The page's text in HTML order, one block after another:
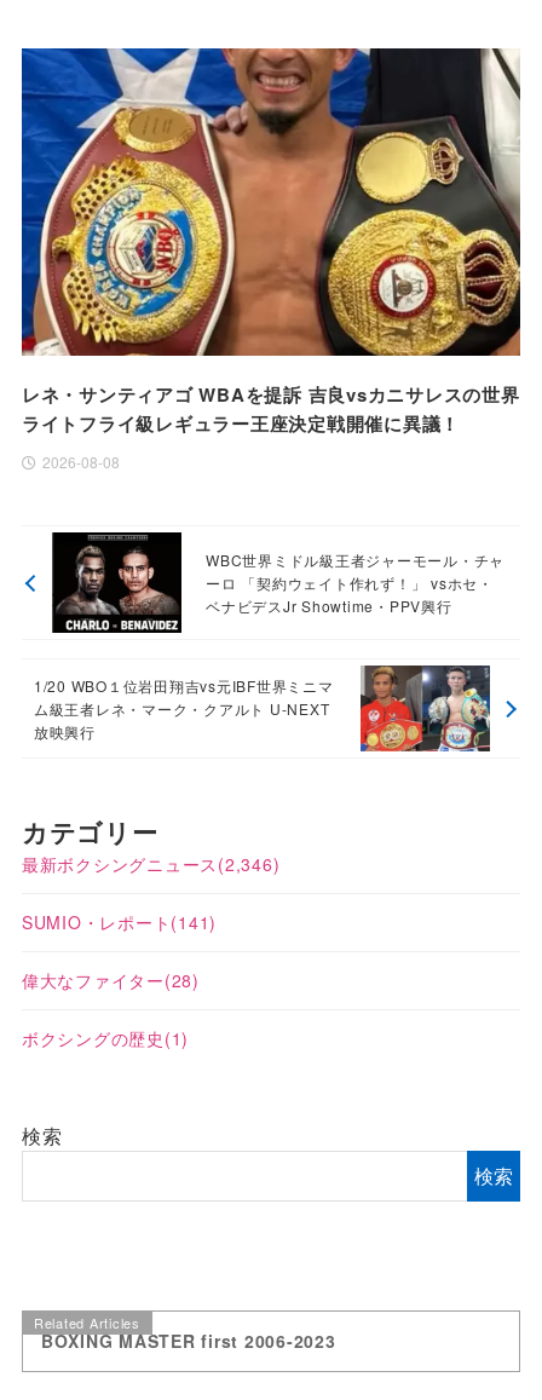
レネ・サンティアゴ WBAを提訴 吉良vsカニサレスの世界
ライトフライ級レギュラー王座決定戦開催に異議！
2026-08-08
WBC世界ミドル級王者ジャーモール・チャ
ーロ 「契約ウェイト作れず！」 vsホセ・
ベナビデスJr Showtime・PPV興行
1/20 WBO１位岩田翔吉vs元IBF世界ミニマ
ム級王者レネ・マーク・クアルト U-NEXT
放映興行
カテゴリー
最新ボクシングニュース (2,346)
SUMIO・レポート (141)
偉大なファイター(28)
ボクシングの歴史 (1)
検索
検索
Related Articles
BOXING MASTER first 2006-2023